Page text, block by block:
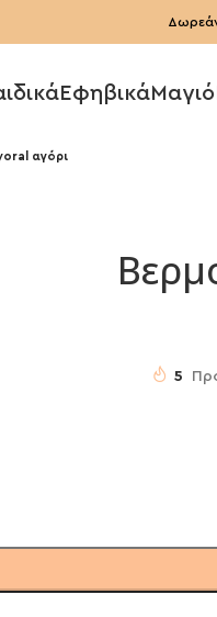
ΕφηβικάΜαγιό
αγόρι
5